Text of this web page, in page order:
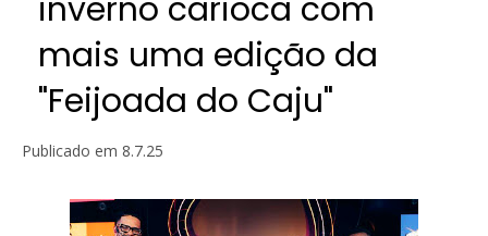
inverno carioca com
mais uma edição da
"Feijoada do Caju"
Publicado em 8.7.25